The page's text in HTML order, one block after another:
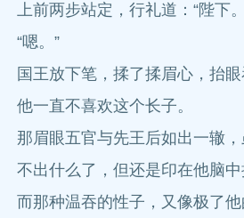
上前两步站定，行礼道：“陛下
“嗯。”
国王放下笔，揉了揉眉心，抬眼
他一直不喜欢这个长子。
那眉眼五官与先王后如出一辙
不出什么了，但还是印在他脑中
而那种温吞的性子，又像极了